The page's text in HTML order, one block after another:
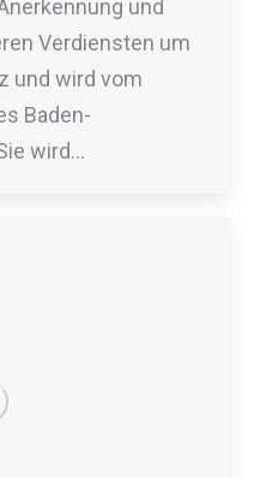
und
Verdiensten um
und wird vom
Baden-
wird…